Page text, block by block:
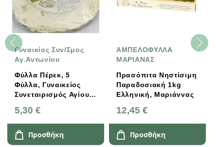
Γυναικίος Συν/σμος
Αγ.Αντωνίου
Φύλλα Πέρεκ, 5
Φύλλα, Γυναικείος
Συνεταιρισμός Αγίου
5,30 €
Προσθήκη
ΑΜΠΕΛΟΦΥΛΛΑ
ΜΑΡΙΑΝΑΣ
Πρασόπιτα Νηστίσιμη
Παραδοσιακή 1kg
Ελληνική, Μαριάννας
12,45 €
Προσθήκη